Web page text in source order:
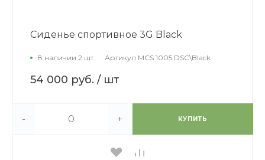
Сиденье спортивное 3G Black
В наличии 2 шт. Артикул MCS 1005 DSC\Black
54 000 руб. / шт
- + КУПИТЬ